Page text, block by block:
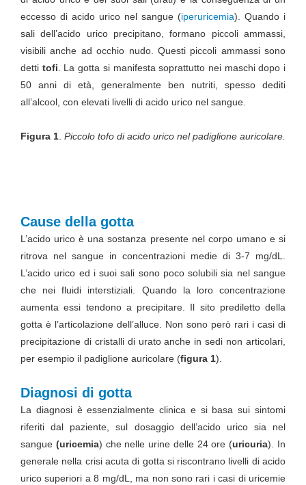
eccesso di acido urico nel sangue (iperuricemia). Quando i
sali dell’acido urico precipitano, formano piccoli ammassi,
visibili anche ad occhio nudo. Questi piccoli ammassi sono
detti tofi . La gotta si manifesta soprattutto nei maschi dopo i
50 anni di età, generalmente ben nutriti, spesso dediti
all’alcool, con elevati livelli di acido urico nel sangue.
Figura 1 Piccolo tofo di acido urico nel padiglione auricolare.
Cause della gotta
L’acido urico è una sostanza presente nel corpo umano e si
ritrova nel sangue in concentrazioni medie di 3-7 mg/dL.
L’acido urico ed i suoi sali sono poco solubili sia nel sangue
che nei fluidi interstiziali. Quando la loro concentrazione
aumenta essi tendono a precipitare. Il sito prediletto della
gotta è l’articolazione dell’alluce. Non sono però rari i casi di
precipitazione di cristalli di urato anche in sedi non articolari,
per esempio il padiglione auricolare (figura 1).
Diagnosi di gotta
La diagnosi è essenzialmente clinica e si basa sui sintomi
riferiti dal paziente, sul dosaggio dell’acido urico sia nel
sangue (uricemia) che nelle urine delle 24 ore (uricuria). In
generale nella crisi acuta di gotta si riscontrano livelli di acido
urico superiori a 8 mg/dL, ma non sono rari i casi di uricemie